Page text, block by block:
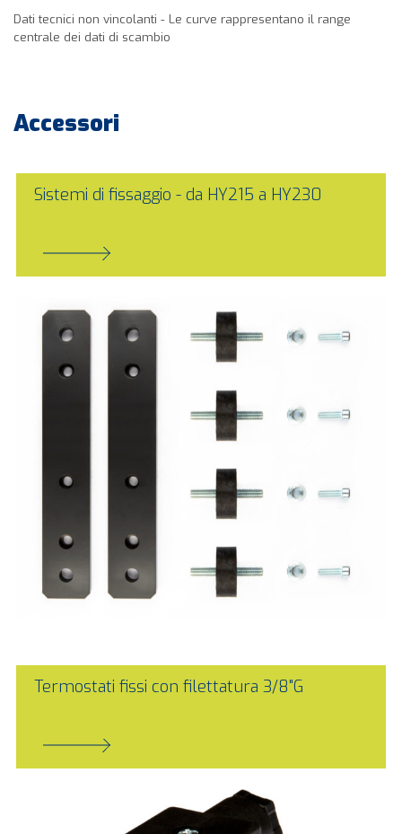
Dati tecnici non vincolanti - Le curve rappresentano il range
centrale dei dati di scambio
Accessori
Sistemi di fissaggio - da HY215 a HY230
Termostati fissi con filettatura 3/8"G